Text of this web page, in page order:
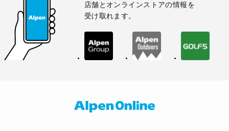
店舗とオンラインストアの情報を
受け取れます。